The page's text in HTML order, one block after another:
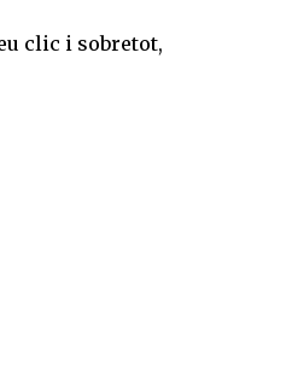
clic i sobretot,